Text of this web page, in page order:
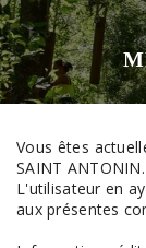
Vous êtes
SAINT ANTONIN.
L'utilisateur en
aux présentes